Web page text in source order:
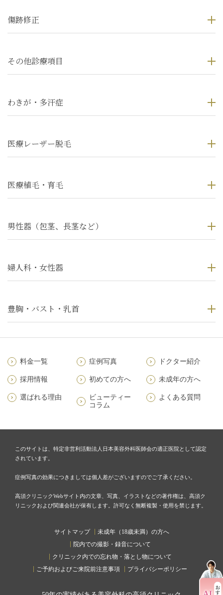
傷跡修正
その他診療項目
わきが・多汗症
医療レーザー脱毛
医療植毛・育毛
男性器（包茎、長茎など）
婦人科・女性器
豊胸・バスト・乳首
料金一覧 症例写真 ドクター紹介
採用情報 初めての方へ 未成年の方へ
選ばれる理由
ビューティー
コラム
よくある質問
このサイトは、特定非営利活動法人日本美容外科医師会の適正医院として認定
されています。
症例写真の効果につきましては個人差がございますのでご了承ください。
高須クリニックWebサイト内の文章、写真、イラストなどの著作権は、高須ク
リニックおよび関連会社が保有します。許可なく無断複製・使用を禁じます。
サイトマップ
未成年（18歳未満）の方へ
院内での撮影・録音について
クリニック内での忘れ物・落とし物について
ご予約およびご来院前注意事項
プライバシーポリシー